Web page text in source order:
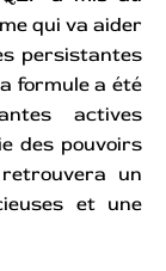
qui va aider
persistantes
formule a été
actives
des pouvoirs
un
et une